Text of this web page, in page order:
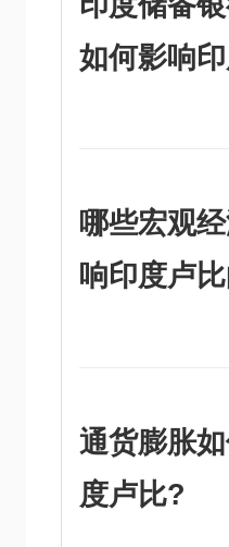
如何影响
这是由于“套息交易”
低的国家借入资金，
哪些宏观
响印度卢
将最终导致卢比走强
际利率(利率减去通
险环境可能导致更
(FDI和FII)流入，这
通货膨胀
度卢比?